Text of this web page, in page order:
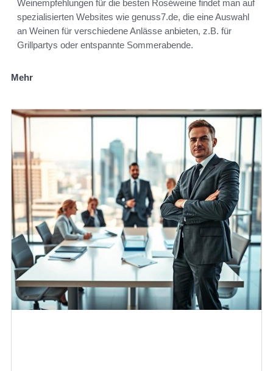
Weinempfehlungen für die besten Roséweine findet man auf
spezialisierten Websites wie genuss7.de, die eine Auswahl
an Weinen für verschiedene Anlässe anbieten, z.B. für
Grillpartys oder entspannte Sommerabende.
Mehr